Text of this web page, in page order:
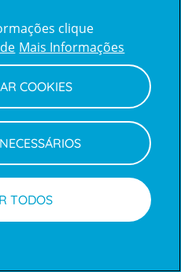
de Privacidade e Cookies
clique
Mais Informações
COOKIES
TODOS